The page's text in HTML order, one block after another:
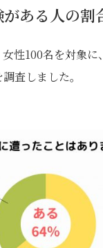
ある人の割
性100名を対象に
査しました。